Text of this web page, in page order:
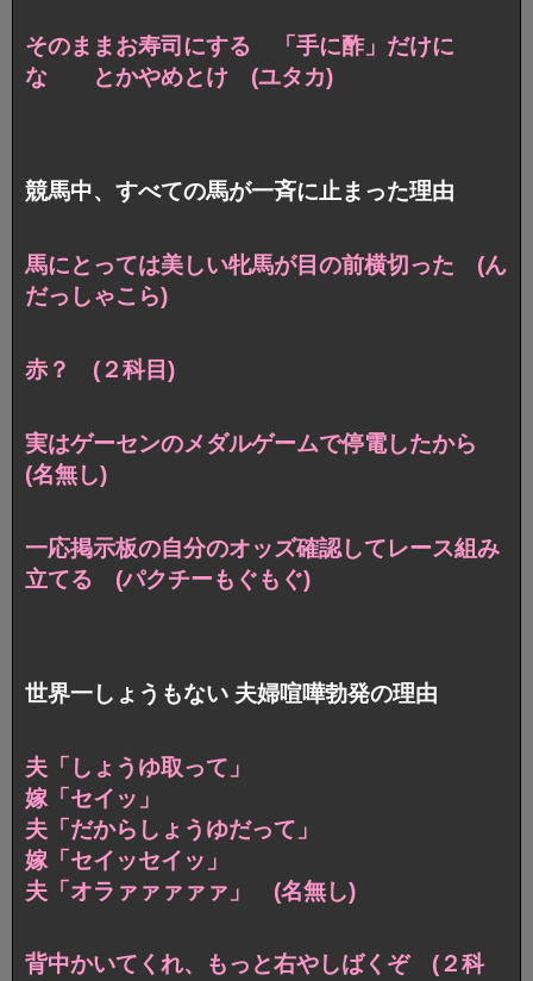
そのままお寿司にする 「手に酢」だけに
な とかやめとけ (ユタカ)
競馬中、すべての馬が一斉に止まった理由
馬にとっては美しい牝馬が目の前横切った (ん
だっしゃこら)
赤？ (２科目)
実はゲーセンのメダルゲームで停電したから
(名無し)
一応掲示板の自分のオッズ確認してレース組み
立てる (パクチーもぐもぐ)
世界一しょうもない 夫婦喧嘩勃発の理由
夫「しょうゆ取って」
嫁「セイッ」
夫「だからしょうゆだって」
嫁「セイッセイッ」
夫「オラァァァァァ」 (名無し)
背中かいてくれ、もっと右やしばくぞ (２科